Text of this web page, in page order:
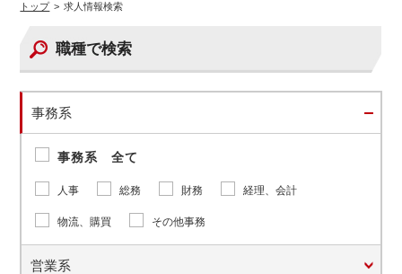
トップ > 求人情報検索
職種で検索
事務系
事務系 全て
人事 総務 財務 経理、会計
物流、購買 その他事務
営業系